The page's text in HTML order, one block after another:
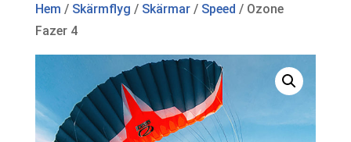
Hem / Skärmflyg / Skärmar/ Speed / Ozone
Fazer 4